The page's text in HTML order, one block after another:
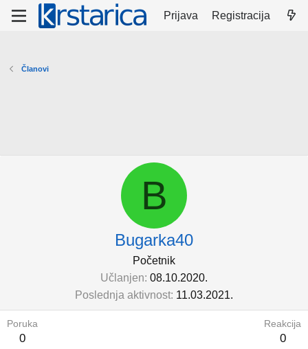
Prijava Registracija
Članovi
B
Bugarka40
Početnik
Učlanjen 08.10.2020.
Poslednja aktivnost 11.03.2021.
Poruka
0
Reakcija
0